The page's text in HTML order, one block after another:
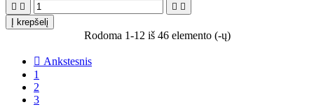
   
Į krepšelį
Rodoma 1-12 iš 46 elemento (-ų)
 Ankstesnis
1
2
3